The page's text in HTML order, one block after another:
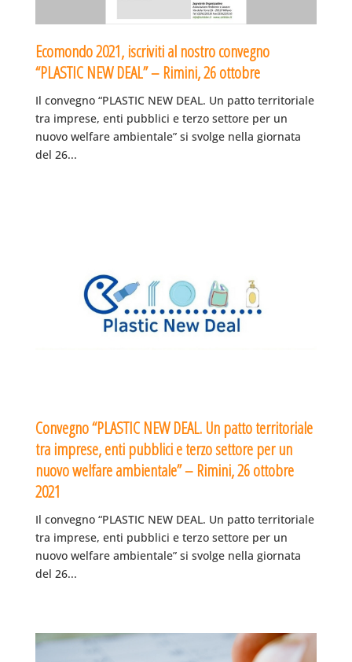
Ecomondo 2021, iscriviti al nostro convegno
“PLASTIC NEW DEAL” – Rimini, 26 ottobre
Il convegno “PLASTIC NEW DEAL. Un patto territoriale
tra imprese, enti pubblici e terzo settore per un
nuovo welfare ambientale” si svolge nella giornata
del 26...
Convegno “PLASTIC NEW DEAL. Un patto territoriale
tra imprese, enti pubblici e terzo settore per un
nuovo welfare ambientale” – Rimini, 26 ottobre
2021
Il convegno “PLASTIC NEW DEAL. Un patto territoriale
tra imprese, enti pubblici e terzo settore per un
nuovo welfare ambientale” si svolge nella giornata
del 26...